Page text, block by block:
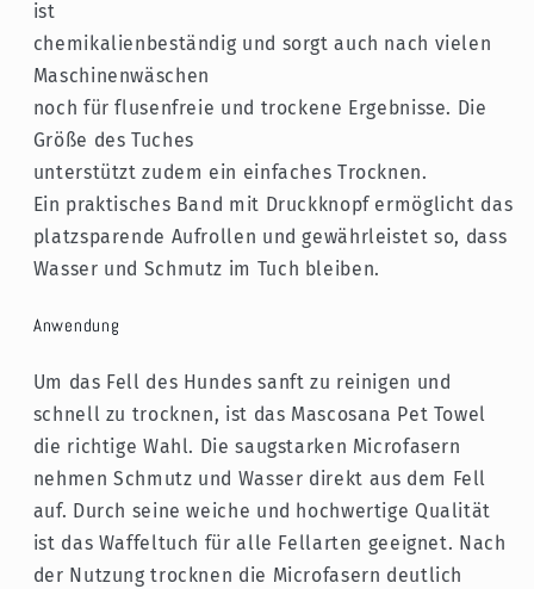
ist
chemikalienbeständig und sorgt auch nach vielen
Maschinenwäschen
noch für flusenfreie und trockene Ergebnisse. Die
Größe des Tuches
unterstützt zudem ein einfaches Trocknen.
Ein praktisches Band mit Druckknopf ermöglicht das
platzsparende Aufrollen und gewährleistet so, dass
Wasser und Schmutz im Tuch bleiben.
Anwendung
Um das Fell des Hundes sanft zu reinigen und
schnell zu trocknen, ist das Mascosana Pet Towel
die richtige Wahl. Die saugstarken Microfasern
nehmen Schmutz und Wasser direkt aus dem Fell
auf. Durch seine weiche und hochwertige Qualität
ist das Waffeltuch für alle Fellarten geeignet. Nach
der Nutzung trocknen die Microfasern deutlich